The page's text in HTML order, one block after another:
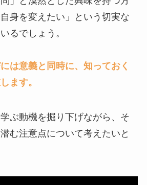
身を変えたい」という切実な
るでしょう。
は意義と同時に、知っておく
ます。
ぶ動機を掘り下げながら、そ
む注意点について考えたいと